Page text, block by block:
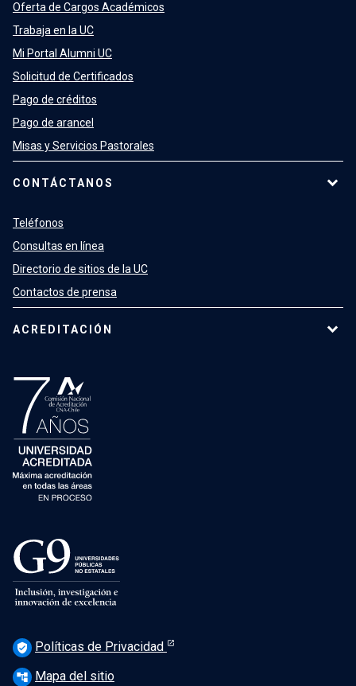
Oferta de Cargos Académicos
Trabaja en la UC
Mi Portal Alumni UC
Solicitud de Certificados
Pago de créditos
Pago de arancel
Misas y Servicios Pastorales
CONTÁCTANOS
Teléfonos
Consultas en línea
Directorio de sitios de la UC
Contactos de prensa
ACREDITACIÓN
verified_user Políticas de Privacidad
account_tree Mapa del sitio